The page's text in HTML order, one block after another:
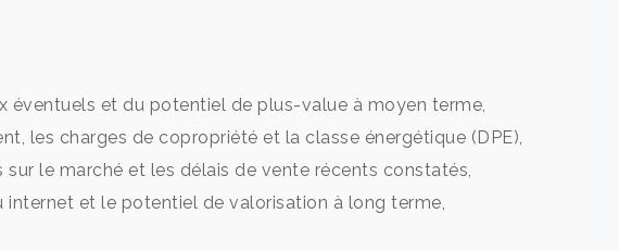
éventuels et du potentiel de plus-value à moyen terme,
les charges de copropriété et la classe énergétique (DPE),
le marché et les délais de vente récents constatés,
internet et le potentiel de valorisation à long terme,